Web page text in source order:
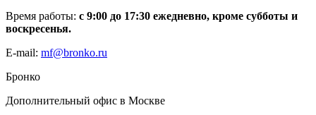
Время работы: с 9:00 до 17:30 ежедневно, кроме субботы и
воскресенья.
E-mail: mf@bronko.ru
Бронко
Дополнительный офис в Москве